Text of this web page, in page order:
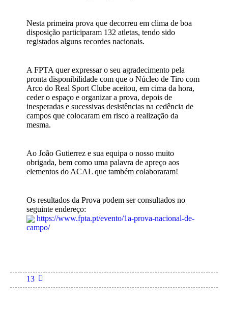
Nesta primeira prova que decorreu em clima de boa
disposição participaram 132 atletas, tendo sido
registados alguns recordes nacionais.
A FPTA quer expressar o seu agradecimento pela
pronta disponibilidade com que o Núcleo de Tiro com
Arco do Real Sport Clube aceitou, em cima da hora,
ceder o espaço e organizar a prova, depois de
inesperadas e sucessivas desistências na cedência de
campos que colocaram em risco a realização da
mesma.
Ao João Gutierrez e sua equipa o nosso muito
obrigada, bem como uma palavra de apreço aos
elementos do ACAL que também colaboraram!
Os resultados da Prova podem ser consultados no
seguinte endereço:
https://www.fpta.pt/evento/1a-prova-nacional-de-
campo/
13